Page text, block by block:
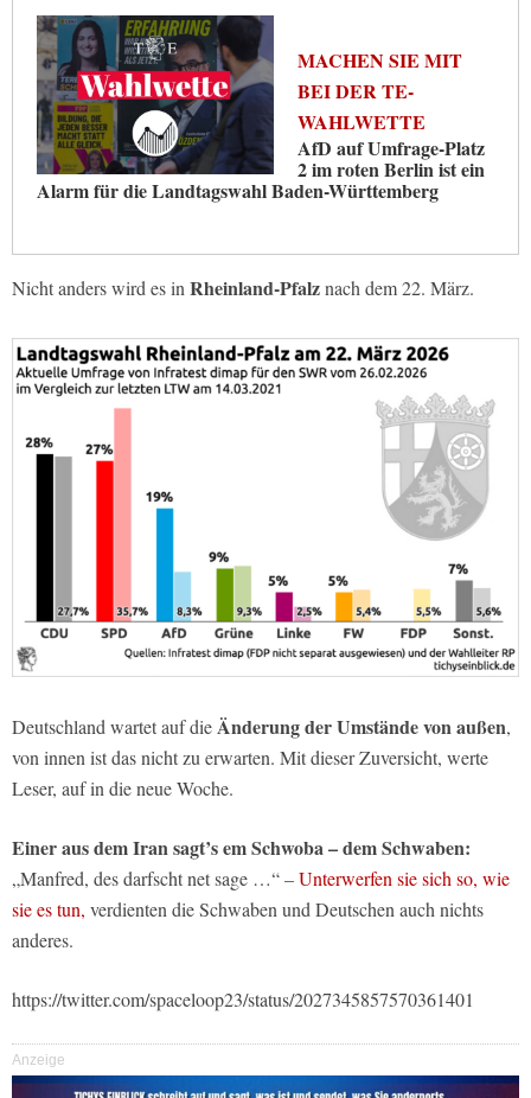
MACHEN SIE MIT
BEI DER TE-
WAHLWETTE
AfD auf Umfrage-Platz
2 im roten Berlin ist ein
Alarm für die Landtagswahl Baden-Württemberg
Nicht anders wird es inRheinland-Pfalznach dem 22. März.
Deutschland wartet auf dieÄnderung der Umstände von außen,
von innen ist das nicht zu erwarten. Mit dieser Zuversicht, werte
Leser, auf in die neue Woche.
Einer aus dem Iran sagt’s em Schwoba – dem Schwaben:
„Manfred, des darfscht net sage …“ –Unterwerfen sie sich so, wie
sie es tun, verdienten die Schwaben und Deutschen auch nichts
anderes.
https://twitter.com/spaceloop23/status/2027345857570361401
Anzeige